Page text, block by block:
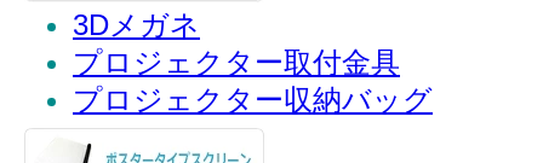
3Dメガネ
プロジェクター取付金具
プロジェクター収納バッグ